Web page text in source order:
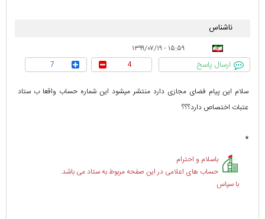
ناشناس
۱۵:۵۹ - ۱۳۹۹/۰۷/۱۹
ارسال پاسخ 4
7
سلام اين پيام فضاى مجازى دارد منتشر ميشود اين شماره حساب واقعا ب ستاد
عتبات اختصاص دارد؟؟؟
*
باسلام و احترام
حساب های اعلامی در این صفحه مربوط به ستاد می باشد.
با سپاس